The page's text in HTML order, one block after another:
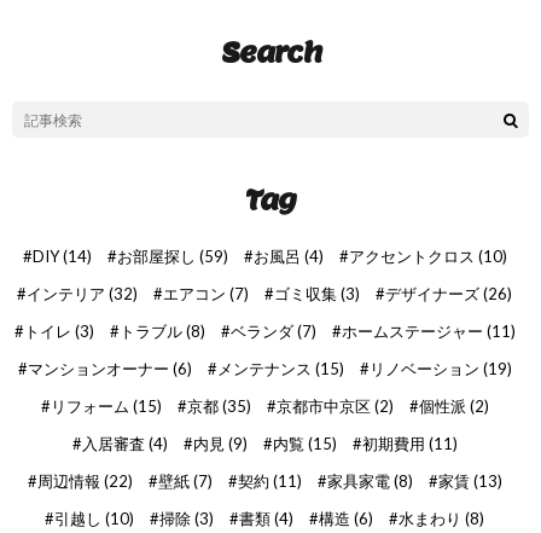
Search
Tag
DIY(14) お部屋探し (59) お風呂 (4) アクセントクロス (10)
インテリア (32) エアコン (7) ゴミ収集(3) デザイナーズ(26)
トイレ (3) トラブル(8) ベランダ(7) ホームステージャー (11)
マンションオーナー (6) メンテナンス (15) リノベーション (19)
リフォーム (15) 京都(35) 京都市中京区(2) 個性派 (2)
入居審査 (4) 内見 (9) 内覧 (15) 初期費用 (11)
周辺情報 (22) 壁紙(7) 契約 (11) 家具家電(8) 家賃(13)
引越し (10) 掃除(3) 書類(4) 構造 (6) 水まわり (8)